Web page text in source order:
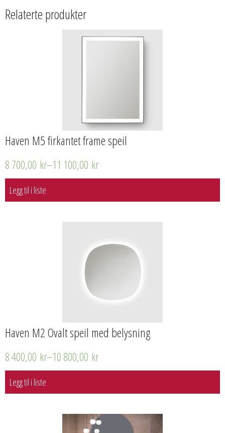
Relaterte produkter
Haven M5 firkantet frame speil
8 700,00 kr–11 100,00 kr
Legg til i liste
Haven M2 Ovalt speil med belysning
8 400,00 kr–10 800,00 kr
Legg til i liste